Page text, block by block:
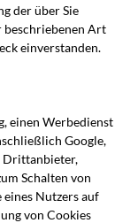
der über Sie
beschriebenen Art
einverstanden.
einen Werbedienst
Google,
Drittanbieter,
Schalten von
eines Nutzers auf
von Cookies